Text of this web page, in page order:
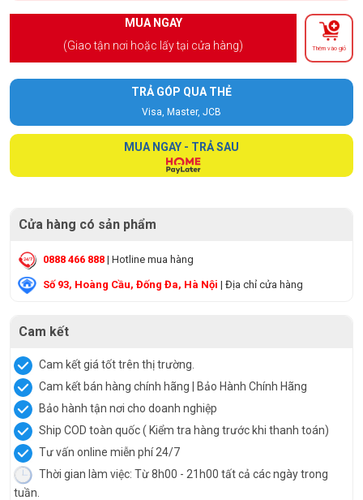
MUA NGAY
(Giao tận nơi hoặc lấy tại cửa hàng)
Thêm vào giỏ
TRẢ GÓP QUA THẺ
Visa, Master, JCB
MUA NGAY - TRẢ SAU
Cửa hàng có sản phẩm
0888 466 888 | Hotline mua hàng
Số 93, Hoàng Cầu, Đống Đa, Hà Nội | Địa chỉ cửa hàng
Cam kết
Cam kết giá tốt trên thị trường.
Cam kết bán hàng chính hãng | Bảo Hành Chính Hãng
Bảo hành tận nơi cho doanh nghiệp
Ship COD toàn quốc ( Kiểm tra hàng trước khi thanh toán)
Tư vấn online miễn phí 24/7
Thời gian làm việc: Từ 8h00 - 21h00 tất cả các ngày trong
tuần.